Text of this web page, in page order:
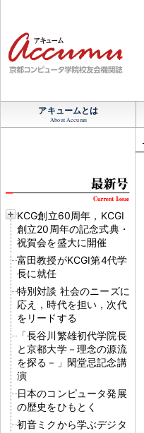
アキュームとは
About Accumu
KCG創立60周年，KCGI
創立20周年の記念式典・
祝賀会を盛大に開催
富田教授がKCGI第4代学
長に就任
特別対談 社会のニーズに
応え，時代を担い，次代
をリードする
「長谷川繁雄初代学院長
と京都大学－理念の源流
を探る－」閑堂忌記念講
演
日本のコンピュータ発展
の歴史をひもとく
初音ミクから学ぶデジタ